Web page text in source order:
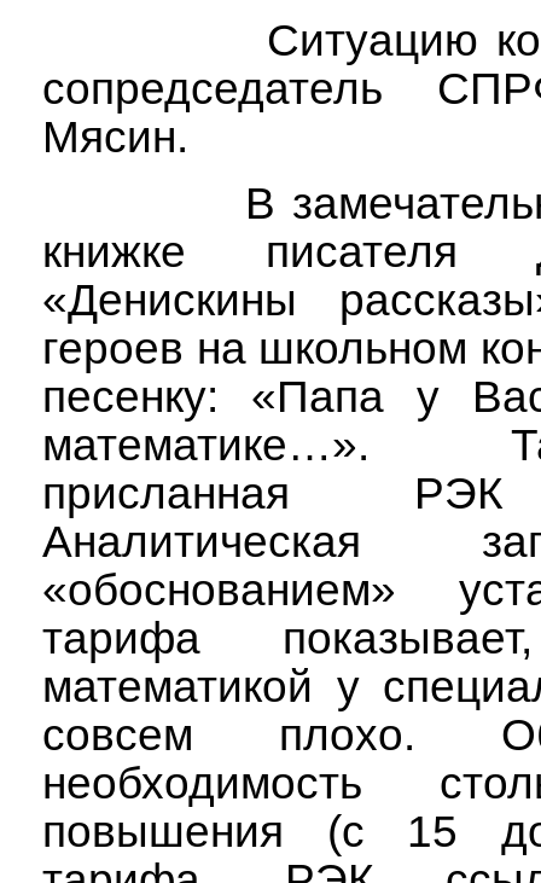
Ситуацию
сопредседатель
Мясин.
В
книжке писателя
«Денискины
героев на школьном
песенку: «Папа у
математике…».
присланная
Аналитическая
«обоснованием»
тарифа
математикой у
совсем плохо.
необходимость
повышения (с 15